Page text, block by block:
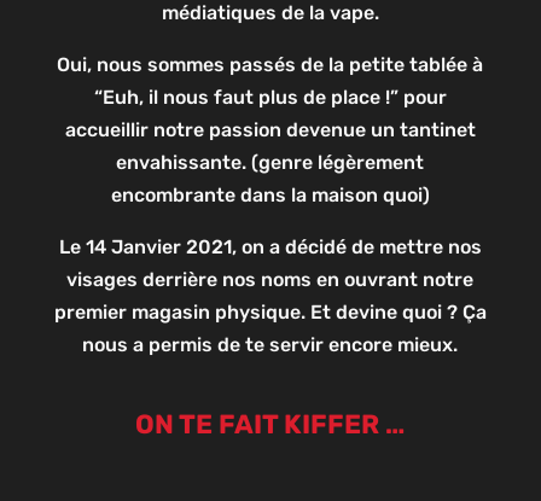
médiatiques de la vape.
Oui, nous sommes passés de la petite tablée à
“Euh, il nous faut plus de place !” pour
accueillir notre passion devenue un tantinet
envahissante. (genre légèrement
encombrante dans la maison quoi)
Le 14 Janvier 2021, on a décidé de mettre nos
visages derrière nos noms en ouvrant notre
premier magasin physique. Et devine quoi ? Ça
nous a permis de te servir encore mieux.
ON TE FAIT KIFFER …